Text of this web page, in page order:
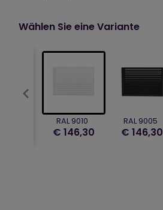
Wählen Sie eine Variante
RAL 9010
€ 146,30
RAL 9005
€ 146,30